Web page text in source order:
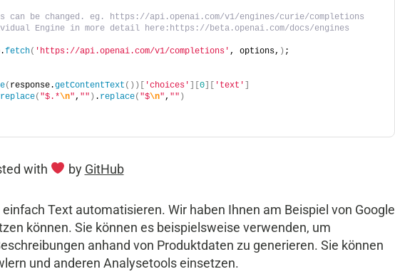
can be changed. eg. https://api.openai.com/v1/engines/curie/completions
Engine in more detail here:https://beta.openai.com/docs/engines
fetch( 'https://api.openai.com/v1/completions' , options, ) ;
( response.getContentText ( ) ) [ 'choices' ] [0] [ 'text' ]
replace( "$.*\n" , "" ) . replace( "$\n" , "" )
with by GitHub
Text automatisieren. Wir haben Ihnen am Beispiel von Google
können. Sie können es beispielsweise verwenden, um
anhand von Produktdaten zu generieren. Sie können
und anderen Analysetools einsetzen.